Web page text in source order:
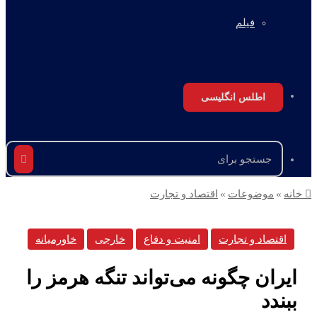
فیلم
اطلس انگلیسی
جستجو
برای
خانه»موضوعات »اقتصاد و تجارت
اقتصاد و تجارت امنیت و دفاع خارجی خاورمیانه
ایران چگونه می‌تواند تنگه هرمز را
ببندد